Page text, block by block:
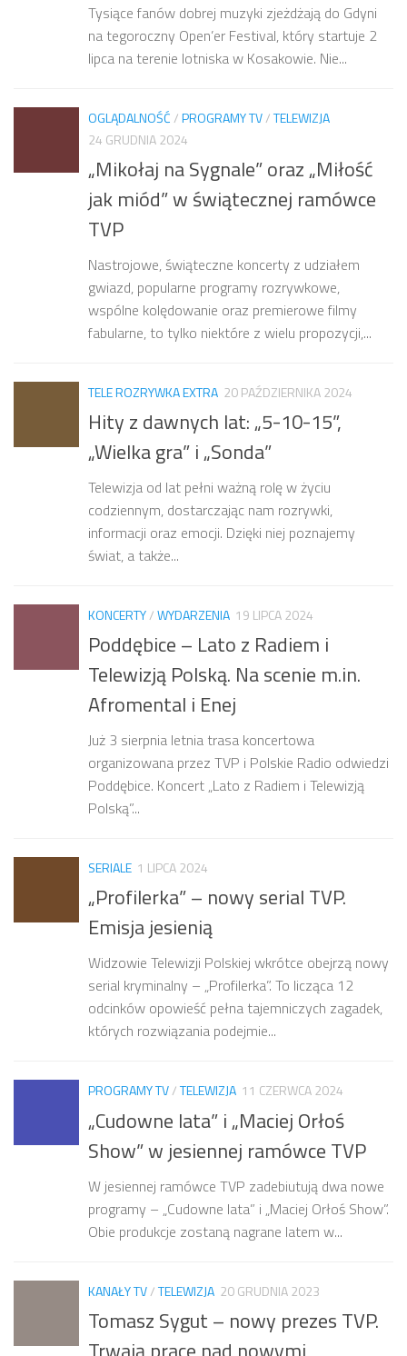
Tysiące fanów dobrej muzyki zjeżdżają do Gdyni
na tegoroczny Open’er Festival, który startuje 2
lipca na terenie lotniska w Kosakowie. Nie...
OGLĄDALNOŚĆ/PROGRAMY TV/TELEWIZJA
24 GRUDNIA 2024
„Mikołaj na Sygnale” oraz „Miłość
jak miód” w świątecznej ramówce
TVP
Nastrojowe, świąteczne koncerty z udziałem
gwiazd, popularne programy rozrywkowe,
wspólne kolędowanie oraz premierowe filmy
fabularne, to tylko niektóre z wielu propozycji,...
TELE ROZRYWKA EXTRA 20 PAŹDZIERNIKA 2024
Hity z dawnych lat: „5-10-15”,
„Wielka gra” i „Sonda”
Telewizja od lat pełni ważną rolę w życiu
codziennym, dostarczając nam rozrywki,
informacji oraz emocji. Dzięki niej poznajemy
świat, a także...
KONCERTY/WYDARZENIA 19 LIPCA 2024
Poddębice – Lato z Radiem i
Telewizją Polską. Na scenie m.in.
Afromental i Enej
Już 3 sierpnia letnia trasa koncertowa
organizowana przez TVP i Polskie Radio odwiedzi
Poddębice. Koncert „Lato z Radiem i Telewizją
Polską”...
SERIALE 1 LIPCA 2024
„Profilerka” – nowy serial TVP.
Emisja jesienią
Widzowie Telewizji Polskiej wkrótce obejrzą nowy
serial kryminalny – „Profilerka”. To licząca 12
odcinków opowieść pełna tajemniczych zagadek,
których rozwiązania podejmie...
PROGRAMY TV/TELEWIZJA 11 CZERWCA 2024
„Cudowne lata” i „Maciej Orłoś
Show” w jesiennej ramówce TVP
W jesiennej ramówce TVP zadebiutują dwa nowe
programy – „Cudowne lata” i „Maciej Orłoś Show”.
Obie produkcje zostaną nagrane latem w...
KANAŁY TV/TELEWIZJA 20 GRUDNIA 2023
Tomasz Sygut – nowy prezes TVP.